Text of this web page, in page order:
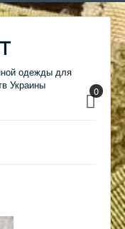
одежды для
Украины
0